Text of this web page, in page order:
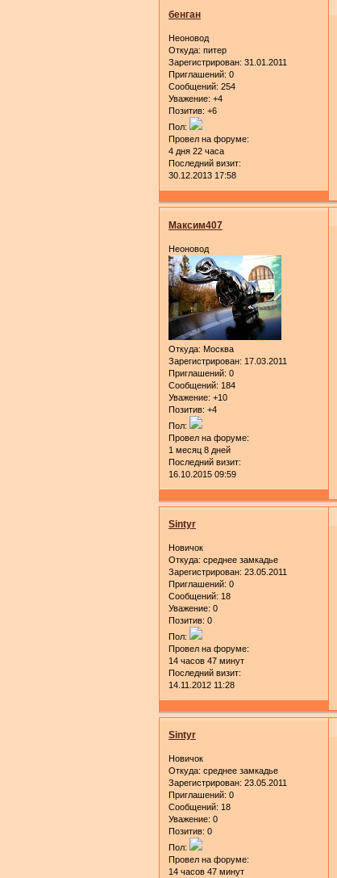
бенган
Неоновод
Откуда: питер
Зарегистрирован: 31.01.2011
Приглашений: 0
Сообщений: 254
Уважение: +4
Позитив: +6
Пол:
Провел на форуме:
4 дня 22 часа
Последний визит:
30.12.2013 17:58
Максим407
Неоновод
Откуда: Москва
Зарегистрирован: 17.03.2011
Приглашений: 0
Сообщений: 184
Уважение: +10
Позитив: +4
Пол:
Провел на форуме:
1 месяц 8 дней
Последний визит:
16.10.2015 09:59
Sintyr
Новичок
Откуда: среднее замкадье
Зарегистрирован: 23.05.2011
Приглашений: 0
Сообщений: 18
Уважение: 0
Позитив: 0
Пол:
Провел на форуме:
14 часов 47 минут
Последний визит:
14.11.2012 11:28
Sintyr
Новичок
Откуда: среднее замкадье
Зарегистрирован: 23.05.2011
Приглашений: 0
Сообщений: 18
Уважение: 0
Позитив: 0
Пол:
Провел на форуме:
14 часов 47 минут